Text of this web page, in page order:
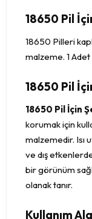
18650 Pil
18650 Pilleri
malzeme. 1 Adet
18650 Pil
18650 Pil İçin
korumak için
malzemedir. Isı
ve dış
bir görünüm
olanak tanır.
Kullanım